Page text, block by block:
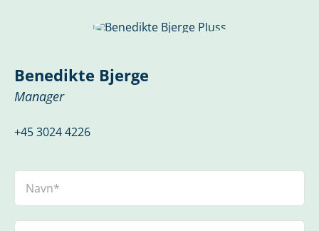
Benedikte Bjerge
Manager
+45 3024 4226